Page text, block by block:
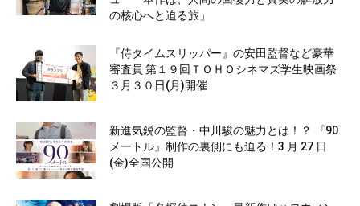
の核心へと迫る旅」
『侍タイムスリッパー』の安田監督など豪華
審査員 第１９回ＴＯＨＯシネマズ学生映画祭
３月３０日(月)開催
新進気鋭の監督・中川駿の魅力とは！？ 『90
メートル』制作の裏側にも迫る！3 月 27 日
(金)全国公開